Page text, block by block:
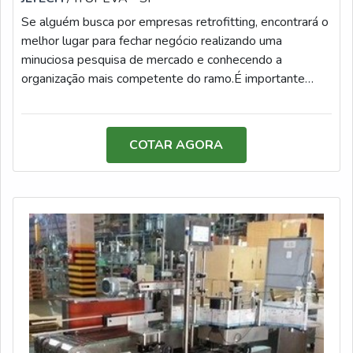
Se alguém busca por empresas retrofitting, encontrará o
melhor lugar para fechar negócio realizando uma
minuciosa pesquisa de mercado e conhecendo a
organização mais competente do ramo.É importante
especializadas. Esse tipo de cuidado ajuda a garantir a
prejuízos com imprevistos e execuções mal elaboradas.
Assim, é possível poupar gastos
EMPRESAS RETROFITTINGQuem busca por empresas
retrofitting inovadoras, encontra na internet a JLtech
Automação. Com grande expressão de mercado quando
o assunto é fabricação de painéis elétricos e retrofitting
de máquinas de sopro, máquinas de rotulagem e
máquinas de empacotamento, a companhia oferece o
que há de melhor em tecnologia ao cliente.Sem trocar o
foco sobre as empresas retrofitting, é importante buscar
COTAR AGORA